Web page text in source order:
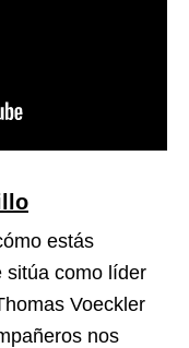
estás
sitúa como líder
Voeckler
nos